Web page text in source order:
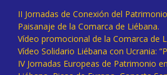
II Jornadas de Conexión del
Paisanaje de la Comarca de Liébana.
Vídeo promocional de la Comarca de
Vídeo Solidario Liébana con Ucrania:
IV Jornadas Europeas de Patrimonio